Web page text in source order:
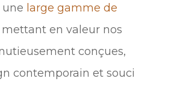
une large gamme de
mettant en valeur nos
conçues,
contemporain et souci